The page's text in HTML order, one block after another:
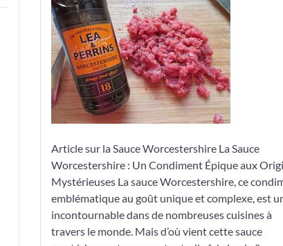
Secrets
de
la
Sauce
Worcestershire
:
Un
Condiment
aux
Origines
Mystérieuses
Article sur la Sauce Worcestershire La Sauce
Worcestershire : Un Condiment Épique aux
Mystérieuses La sauce Worcestershire, ce
emblématique au goût unique et complexe, est
incontournable dans de nombreuses cuisines à
travers le monde. Mais d’où vient cette sauce